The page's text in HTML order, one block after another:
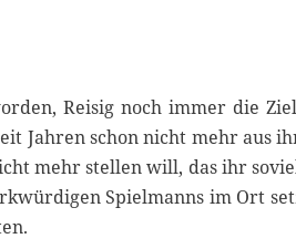
Reisig noch immer die
Jahren schon nicht mehr aus
mehr stellen will, das ihr
Spielmanns im Ort